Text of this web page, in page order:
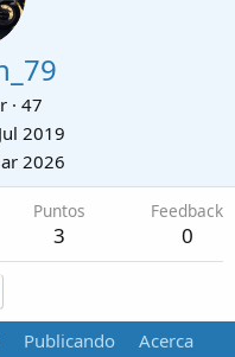
· 47
2019
2026
Puntos
3
Feedback
0
Publicando Acerca